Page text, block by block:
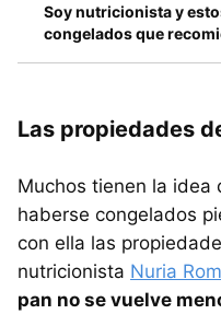
Soy nutricionista y
congelados que
Las propiedades
Muchos tienen la idea
haberse congelados
con ella las
nutricionista Nuria
pan no se vuelve